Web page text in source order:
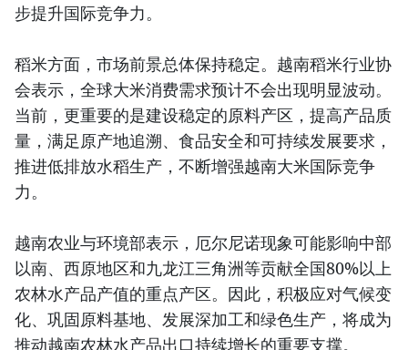
步提升国际竞争力。
稻米方面，市场前景总体保持稳定。越南稻米行业协
会表示，全球大米消费需求预计不会出现明显波动。
当前，更重要的是建设稳定的原料产区，提高产品质
量，满足原产地追溯、食品安全和可持续发展要求，
推进低排放水稻生产，不断增强越南大米国际竞争
力。
越南农业与环境部表示，厄尔尼诺现象可能影响中部
以南、西原地区和九龙江三角洲等贡献全国80%以上
农林水产品产值的重点产区。因此，积极应对气候变
化、巩固原料基地、发展深加工和绿色生产，将成为
推动越南农林水产品出口持续增长的重要支撑。